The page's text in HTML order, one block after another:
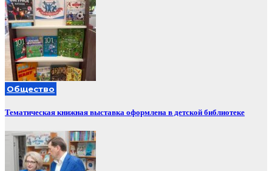
Общество
Тематическая книжная выставка оформлена в детской библиотеке